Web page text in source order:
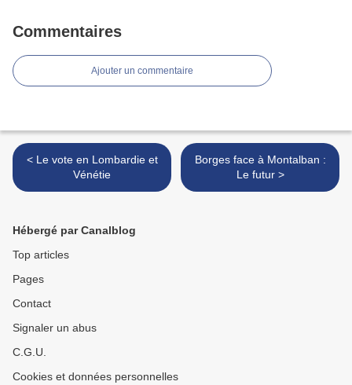
Commentaires
Ajouter un commentaire
< Le vote en Lombardie et
Vénétie
Borges face à Montalban :
Le futur >
Hébergé par Canalblog
Top articles
Pages
Contact
Signaler un abus
C.G.U.
Cookies et données personnelles